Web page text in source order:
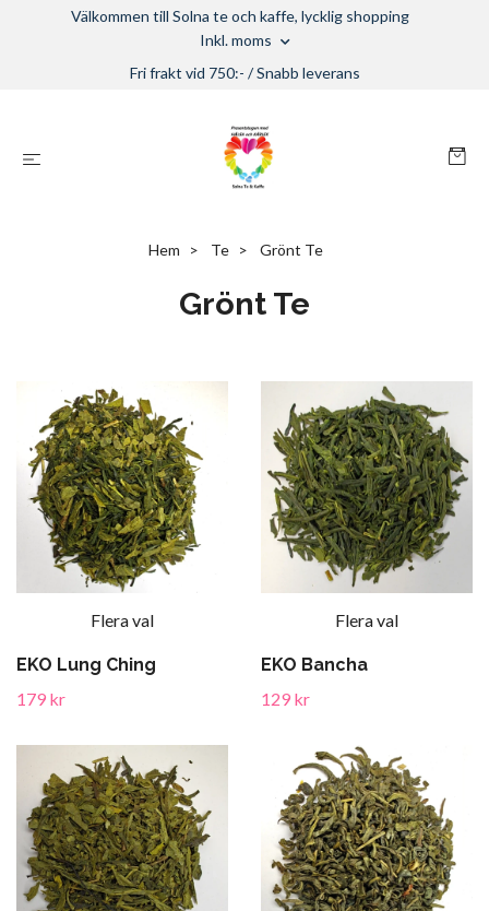
Välkommen till Solna te och kaffe, lycklig shopping
Inkl. moms
Fri frakt vid 750:- / Snabb leverans
Hem Te Grönt Te
Grönt Te
Flera val
EKO Lung Ching
179 kr
Flera val
EKO Bancha
129 kr